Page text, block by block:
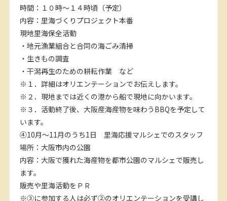
時間：１０時～１４時頃（予定）
内容：里海づくりプロジェクト本番
現地里海保全活動
・地元漁業組合と合同の海ごみ清掃
・生きもの調査
・干潟再生のための耕耘作業 など
※１．詳細はオリエンテーションでお伝えします。
※２．現地までは近くの港から船で現地に向かいます。
※３．活動終了後、大阪産海産物を味わうBBQを予定して
います。
④10月～11月のうち1日 里海応援マルシェでのスタッフ
場所：大阪市内の公園
内容：大阪で獲れた海産物を都市公園のマルシェで販売し
ます。
販売や里海活動をＰＲ
※③に参加する人は必ず②のオリエンテーションを受講し